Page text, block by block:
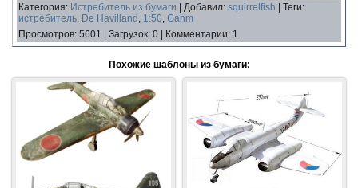
Категория: Истребитель из бумаги Добавил: squirrelfish Теги:
истребитель, De Havilland , 1:50, Gahm
Просмотров: 5601 Загрузок: 0 Комментарии: 1
Похожие шаблоны из бумаги: